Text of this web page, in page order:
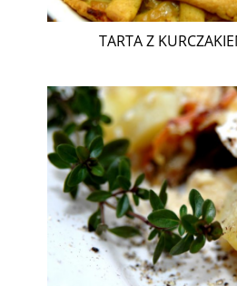
TARTA Z